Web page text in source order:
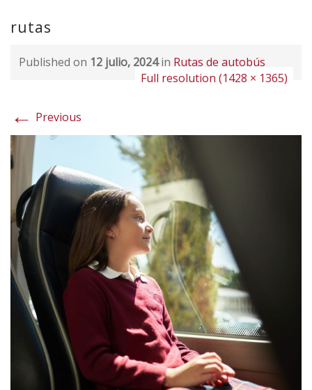
rutas
Published on 12 julio, 2024in Rutas de autobús
Full resolution (1428 × 1365)
← Previous